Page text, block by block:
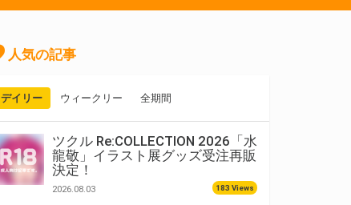
人気の記事
デイリー ウィークリー 全期間
ツクル Re:COLLECTION 2026「水
龍敬」イラスト展グッズ受注再販
決定！
2026.08.03 183 Views